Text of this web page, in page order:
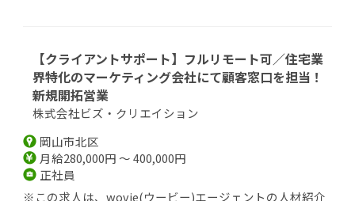
【クライアントサポート】フルリモート可／住宅業
界特化のマーケティング会社にて顧客窓口を担当！
新規開拓営業
株式会社ビズ・クリエイション
岡山市北区
月給280,000円 ～ 400,000円
正社員
※この求人は、wovie(ウービー)エージェントの人材紹介